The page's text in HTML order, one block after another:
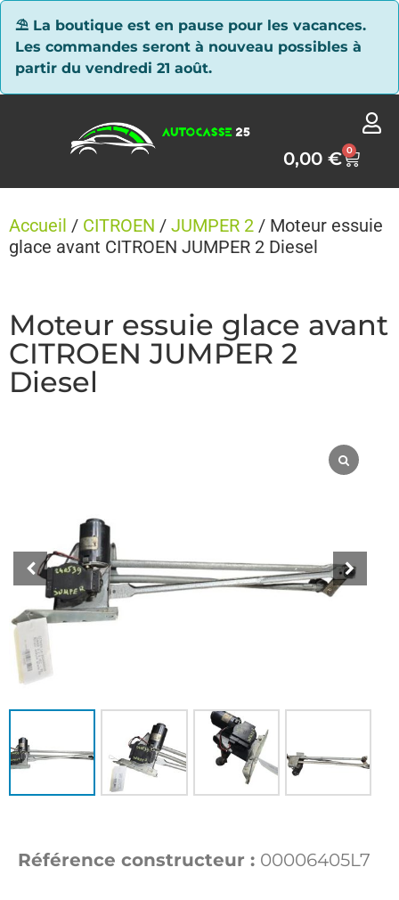
⛱ La boutique est en pause pour les vacances.
Les commandes seront à nouveau possibles à
partir du vendredi 21 août.
0,00€ 0
Accueil / CITROEN / JUMPER 2 / Moteur essuie
glace avant CITROEN JUMPER 2 Diesel
Moteur essuie glace avant
CITROEN JUMPER 2
Diesel
Référence constructeur : 00006405L7
Panneau de gestion des cookies